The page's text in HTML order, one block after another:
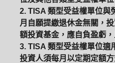
2. TISA 類型受益權單位與
月自願提繳退休金無關，
額投資基金，應自負盈虧，
3. TISA 類型受益權單位適
投資人須每月以定期定額